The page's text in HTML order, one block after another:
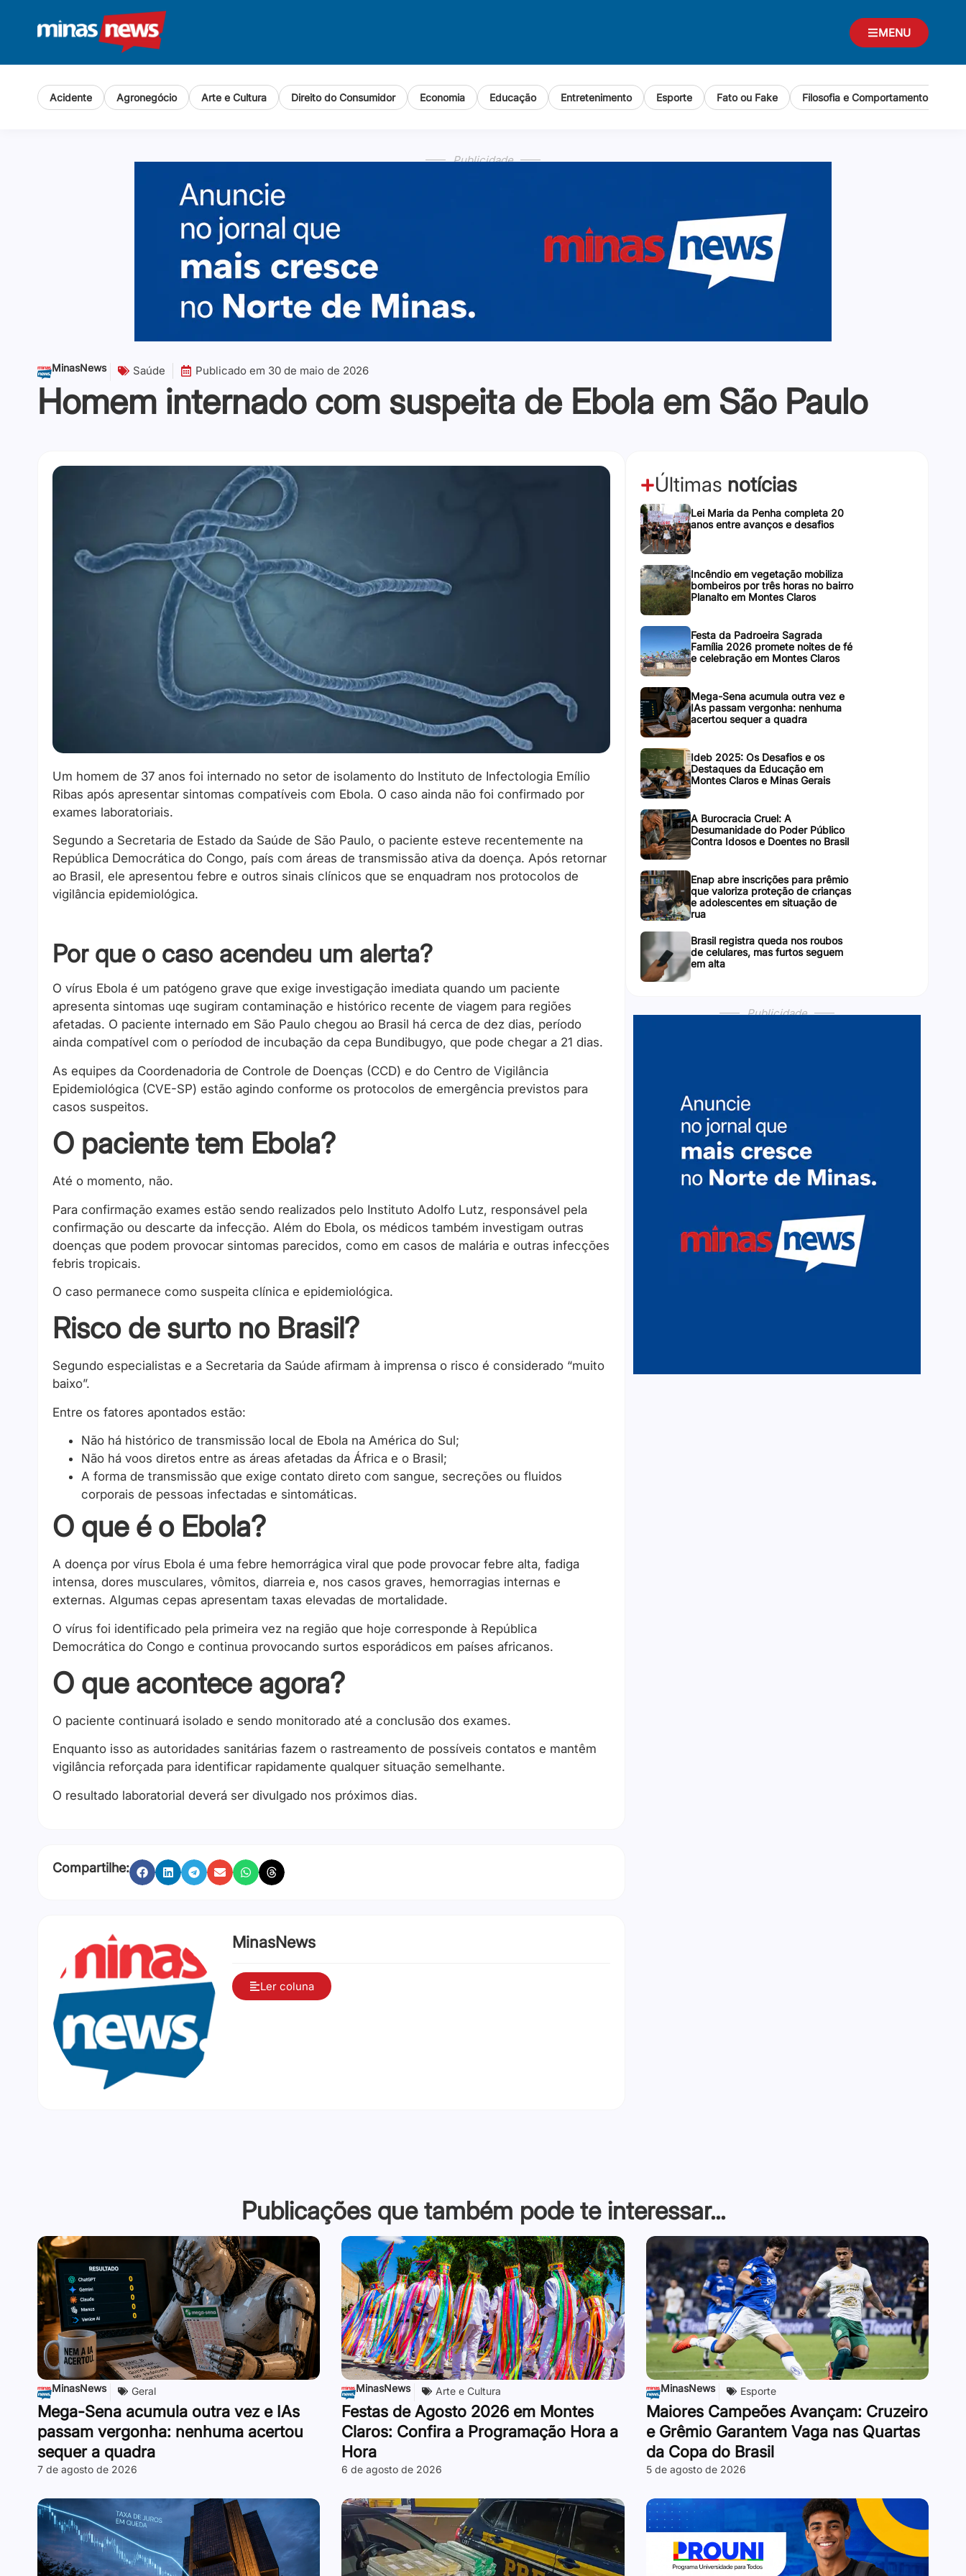
MENU
Acidente Agronegócio Arte e Cultura Direito do Consumidor Economia Educação Entretenimento Esporte Fato ou Fake Filosofia e Comportamento
Publicidade
MinasNews Saúde Publicado em 30 de maio de 2026
Homem internado com suspeita de Ebola em São Paulo
Um homem de 37 anos foi internado no setor de isolamento do Instituto de Infectologia Emílio
Ribas após apresentar sintomas compatíveis com Ebola. O caso ainda não foi confirmado por
exames laboratoriais.
Segundo a Secretaria de Estado da Saúde de São Paulo, o paciente esteve recentemente na
República Democrática do Congo, país com áreas de transmissão ativa da doença. Após retornar
ao Brasil, ele apresentou febre e outros sinais clínicos que se enquadram nos protocolos de
vigilância epidemiológica.
Por que o caso acendeu um alerta?
O vírus Ebola é um patógeno grave que exige investigação imediata quando um paciente
apresenta sintomas uqe sugiram contaminação e histórico recente de viagem para regiões
afetadas. O paciente internado em São Paulo chegou ao Brasil há cerca de dez dias, período
ainda compatível com o períodod de incubação da cepa Bundibugyo, que pode chegar a 21 dias.
As equipes da Coordenadoria de Controle de Doenças (CCD) e do Centro de Vigilância
Epidemiológica (CVE-SP) estão agindo conforme os protocolos de emergência previstos para
casos suspeitos.
O paciente tem Ebola?
Até o momento, não.
Para confirmação exames estão sendo realizados pelo Instituto Adolfo Lutz, responsável pela
confirmação ou descarte da infecção. Além do Ebola, os médicos também investigam outras
doenças que podem provocar sintomas parecidos, como em casos de malária e outras infecções
febris tropicais.
O caso permanece como suspeita clínica e epidemiológica.
Risco de surto no Brasil?
Segundo especialistas e a Secretaria da Saúde afirmam à imprensa o risco é considerado “muito
baixo”.
Entre os fatores apontados estão:
Não há histórico de transmissão local de Ebola na América do Sul;
Não há voos diretos entre as áreas afetadas da África e o Brasil;
A forma de transmissão que exige contato direto com sangue, secreções ou fluidos
corporais de pessoas infectadas e sintomáticas.
O que é o Ebola?
A doença por vírus Ebola é uma febre hemorrágica viral que pode provocar febre alta, fadiga
intensa, dores musculares, vômitos, diarreia e, nos casos graves, hemorragias internas e
externas. Algumas cepas apresentam taxas elevadas de mortalidade.
O vírus foi identificado pela primeira vez na região que hoje corresponde à República
Democrática do Congo e continua provocando surtos esporádicos em países africanos.
O que acontece agora?
O paciente continuará isolado e sendo monitorado até a conclusão dos exames.
Enquanto isso as autoridades sanitárias fazem o rastreamento de possíveis contatos e mantêm
vigilância reforçada para identificar rapidamente qualquer situação semelhante.
O resultado laboratorial deverá ser divulgado nos próximos dias.
Compartilhe:
MinasNews
Ler coluna
Últimas notícias
Lei Maria da Penha completa 20
anos entre avanços e desafios
Incêndio em vegetação mobiliza
bombeiros por três horas no bairro
Planalto em Montes Claros
Festa da Padroeira Sagrada
Família 2026 promete noites de fé
e celebração em Montes Claros
Mega-Sena acumula outra vez e
IAs passam vergonha: nenhuma
acertou sequer a quadra
Ideb 2025: Os Desafios e os
Destaques da Educação em
Montes Claros e Minas Gerais
A Burocracia Cruel: A
Desumanidade do Poder Público
Contra Idosos e Doentes no Brasil
Enap abre inscrições para prêmio
que valoriza proteção de crianças
e adolescentes em situação de
rua
Brasil registra queda nos roubos
de celulares, mas furtos seguem
em alta
Publicidade
Publicações que também pode te interessar...
MinasNews Geral
Mega-Sena acumula outra vez e IAs
passam vergonha: nenhuma acertou
sequer a quadra
7 de agosto de 2026
MinasNews Arte e Cultura
Festas de Agosto 2026 em Montes
Claros: Confira a Programação Hora a
Hora
6 de agosto de 2026
MinasNews Esporte
Maiores Campeões Avançam: Cruzeiro
e Grêmio Garantem Vaga nas Quartas
da Copa do Brasil
5 de agosto de 2026